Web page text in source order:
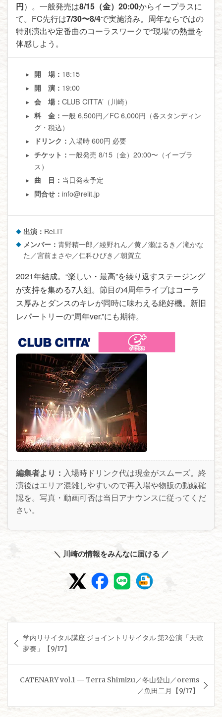
円）。一般発売は8/15（金）20:00からイープラスに
て。FC先行は7/30〜8/4で実施済み。周年ならではの
特別演出や定番曲のコーラスワークで“現場”の熱量を
体感しよう。
開 場： 18:15
開 演： 19:00
会 場：CLUB CITTA’（川崎）
料 金：一般 6,500円／FC 6,000円（各スタンディン
グ・税込）
ドリンク： 入場時 600円 必要
チケット：一般発売 8/15（金）20:00〜（イープラ
ス）
曲 目： 当日発表予定
問合せ：info@relit.jp
出演： ReLIT
メンバー：青野精一郎／綾野れん／黄ノ瀬はるき／滝かな
た／宮前まさや／仁科ひびき／朝賀立
2021年結成。“楽しい・最高”を繰り返すステージング
が支持を集める7人組。節目の4周年ライブはコーラ
ス厚みとダンスのキレが同時に味わえる絶好機。新旧
レパートリーの“周年ver.”にも期待。
編集者より： 入場時ドリンク代は現金がスムーズ。終
演後はエリア混雑しやすいので再入場や物販の動線確
認を。写真・動画可否は当日アナウンスに従ってくだ
さい。
＼ 川崎の情報をみんなに届ける ／
稿
ナ
ー
学内リサイタル講座 ジョイントリサイタル 第2公演「天歌
夢奏」【9/17】
CATENARY vol.1 — Terra Shimizu／冬山登山／orems
／魚田二月【9/17】